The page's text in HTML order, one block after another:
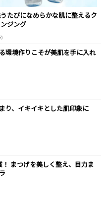
たびになめらかな肌に整えるク
ンジング
環境作りこそが美肌を手に入れ
り、イキイキとした肌印象に
まつげを美しく整え、目力ま